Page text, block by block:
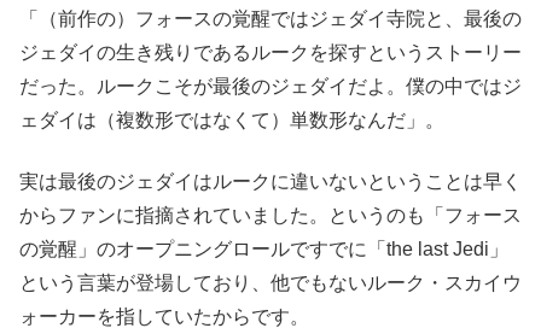
「（前作の）フォースの覚醒ではジェダイ寺院と、最後の
ジェダイの生き残りであるルークを探すというストーリー
だった。ルークこそが最後のジェダイだよ。僕の中ではジ
ェダイは（複数形ではなくて）単数形なんだ」。
実は最後のジェダイはルークに違いないということは早く
からファンに指摘されていました。というのも「フォース
の覚醒」のオープニングロールですでに「the last Jedi」
という言葉が登場しており、他でもないルーク・スカイウ
ォーカーを指していたからです。